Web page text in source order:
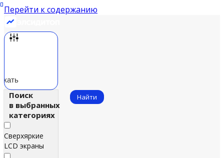
Перейти к содержанию
Поиск
в выбранных
категориях
Сверхяркие
LCD экраны
Найти